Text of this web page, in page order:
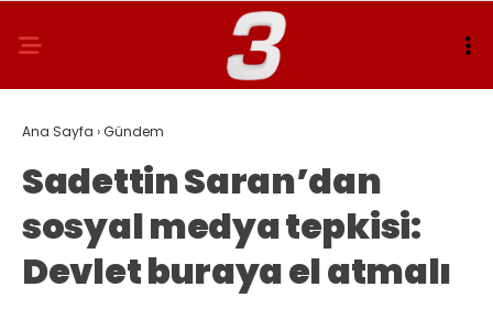
Ana Sayfa ›Gündem
Sadettin Saran’dan
sosyal medya tepkisi:
Devlet buraya el atmalı